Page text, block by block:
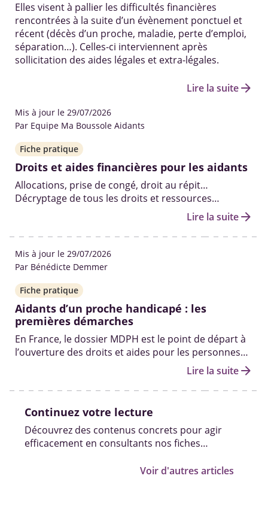
Elles visent à pallier les difficultés financières
rencontrées à la suite d’un évènement ponctuel et
récent (décès d’un proche, maladie, perte d’emploi,
séparation…). Celles-ci interviennent après
sollicitation des aides légales et extra-légales.
Lire la suitearrow_forward
Mis à jour le 29/07/2026
Par Equipe Ma Boussole Aidants
Fiche pratique
Droits et aides financières pour les aidants
Allocations, prise de congé, droit au répit…
Décryptage de tous les droits et ressources
existants pour aider les aidants à prendre soin de
leur proche âgé, malade ou handicapé, dans les
meilleures conditions.
Lire la suitearrow_forward
Mis à jour le 29/07/2026
Par Bénédicte Demmer
Fiche pratique
Aidants d’un proche handicapé : les
premières démarches
En France, le dossier MDPH est le point de départ à
l’ouverture des droits et aides pour les personnes
en situation de handicap. Qui peut vous aider à le
remplir ? Quelles sont les autres démarches pour
obtenir des solutions ? On fait le point.
Lire la suitearrow_forward
Continuez votre lecture
Découvrez des contenus concrets pour agir
efficacement en consultants nos fiches
Voir d'autres articles